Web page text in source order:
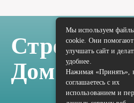
Стройка
Дом
Мы используем
cookie. Они помогают
улучшать сайт и
удобнее.
Нажимая «Принять»,
соглашаетесь с их
использованием и